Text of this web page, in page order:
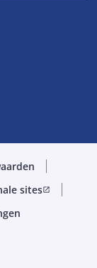
sitesopen_in_new